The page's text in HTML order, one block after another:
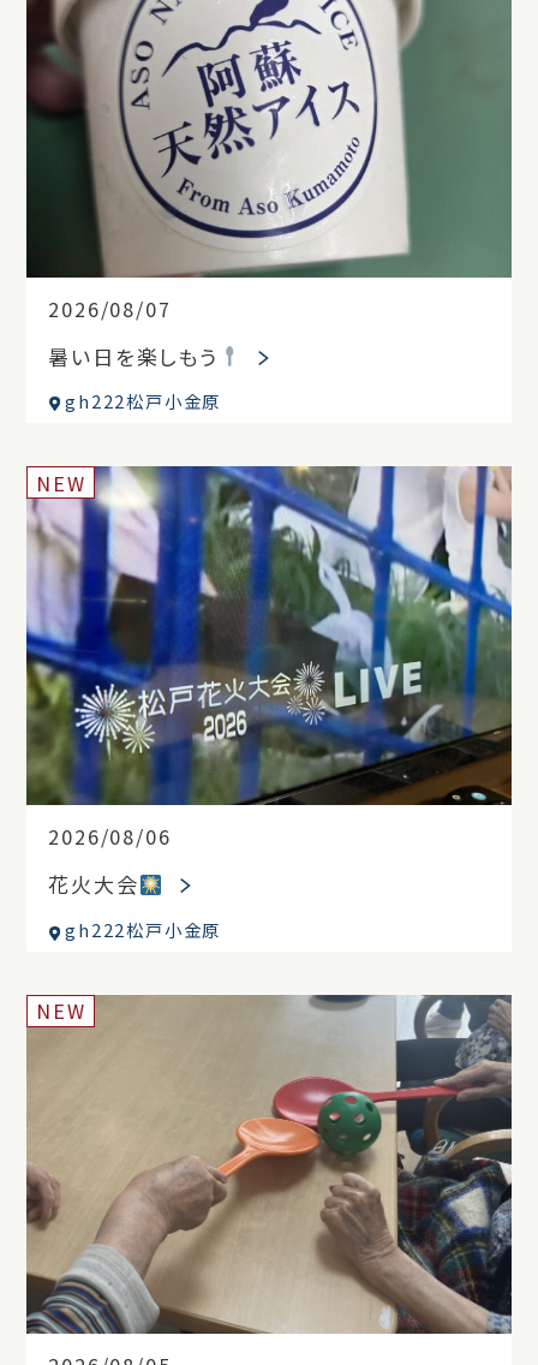
2026/08/07
暑い日を楽しもう
gh222松戸小金原
2026/08/06
NEW
花火大会
gh222松戸小金原
NEW